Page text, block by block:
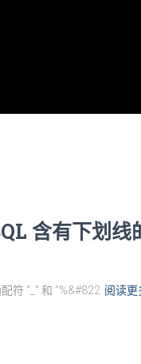
含有下划
符 “_” 和 “%&#822 阅读更